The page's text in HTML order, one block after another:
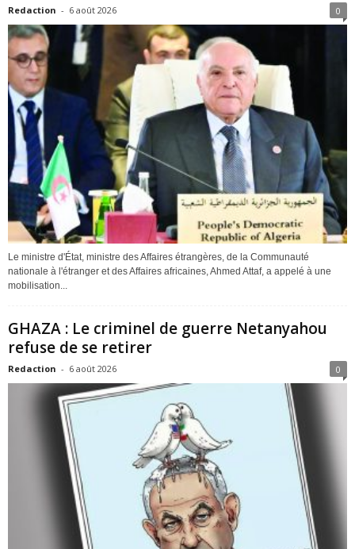
Redaction - 6 août 2026 0
Le ministre d'État, ministre des Affaires étrangères, de la Communauté
nationale à l'étranger et des Affaires africaines, Ahmed Attaf, a appelé à une
mobilisation...
GHAZA : Le criminel de guerre Netanyahou
refuse de se retirer
Redaction - 6 août 2026 0